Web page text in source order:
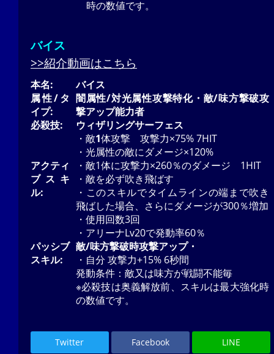
時の数値です。
バイス
>>紹介動画はこちら
本名:
バイス
属性/タ
イプ:
闇属性/対光属性攻撃特化・敵/味方撃破攻
撃アップ能力者
必殺技:
ウィザリングサーフェス
・敵1体攻撃 攻撃力×75% 7HIT
・光属性の敵にダメージ×120%
アクティ
ブスキ
ル:
・敵1体に攻撃力×260％のダメージ 1HIT
・敵を必ず吹き飛ばす
・このスキルでタイムラインの端まで吹き
飛ばした場合、さらにダメージが300％増加
・使用回数3回
・アリーナLv20で発動率60％
パッシブ
スキル:
敵/味方撃破時攻撃アップ・
・自分 攻撃力+15% 6秒間
発動条件：敵又は味方が戦闘不能毎
※必殺技は奥義解放前、スキルは最大強化時
の数値です。
Twitter Facebook LINE